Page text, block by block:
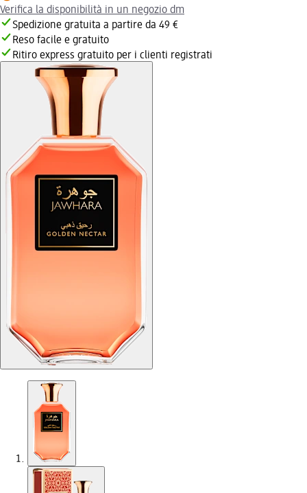
Verifica la disponibilità in un negozio dm
Spedizione gratuita a partire da 49 €
Reso facile e gratuito
Ritiro express gratuito per i clienti registrati